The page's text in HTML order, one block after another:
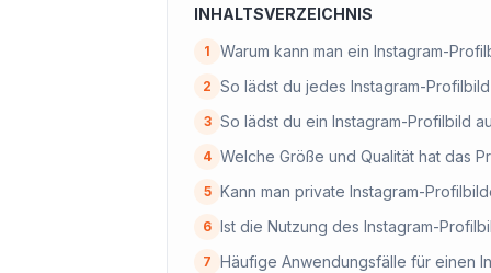
INHALTSVERZEICHNIS
1 Warum kann man ein Instagram-
2 So lädst du jedes Instagram-
3 So lädst du ein Instagram-Profilbild
4 Welche Größe und Qualität hat das
5 Kann man private Instagram-
6 Ist die Nutzung des Instagram-
7 Häufige Anwendungsfälle für einen